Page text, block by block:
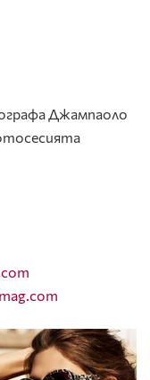
Джампаоло